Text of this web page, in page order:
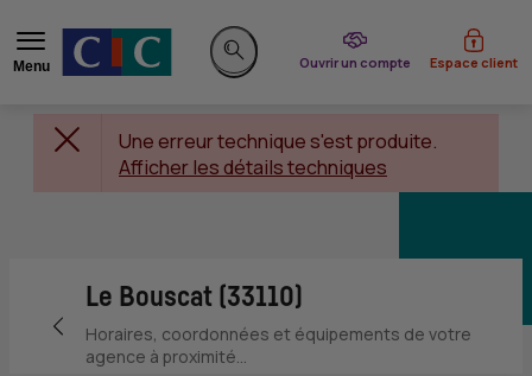
Menu
Rechercher sur le site
Ouvrir un compte
du CIC Espace client
Une erreur technique s'est produite.
Afficher les détails techniques
Retour vers la page précédente
Le Bouscat (33110)
Horaires, coordonnées et équipements de votre
agence à proximité...